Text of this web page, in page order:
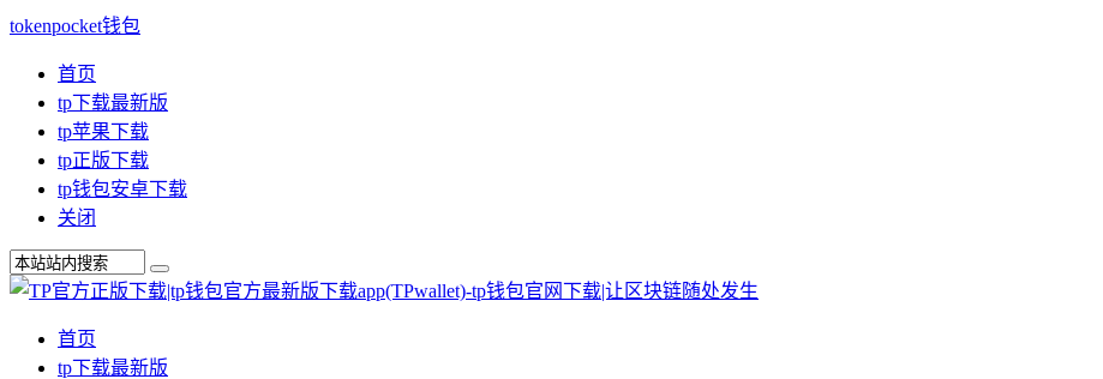
tokenpocket钱包
首页
tp下载最新版
tp苹果下载
tp正版下载
tp钱包安卓下载
关闭
首页
tp下载最新版